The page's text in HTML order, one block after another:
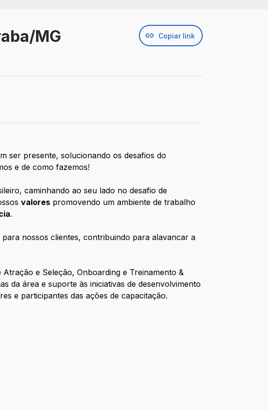
MG Copiar link
ser presente, solucionando os desafios do
e de como fazemos!
caminhando ao seu lado no desafio de
valores promovendo um ambiente de trabalho
.
nossos clientes, contribuindo para alavancar a
e Seleção, Onboarding e Treinamento &
da área e suporte às iniciativas de desenvolvimento
e participantes das ações de capacitação.